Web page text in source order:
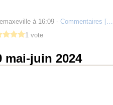
à 16:09 - Commentaires […
1 vote
mai-juin 2024